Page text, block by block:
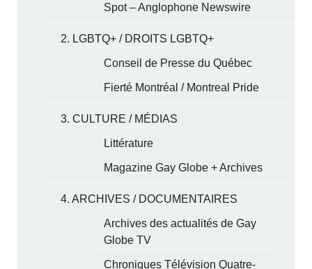
Spot – Anglophone Newswire
2. LGBTQ+ / DROITS LGBTQ+
Conseil de Presse du Québec
Fierté Montréal / Montreal Pride
3. CULTURE / MÉDIAS
Littérature
Magazine Gay Globe + Archives
4. ARCHIVES / DOCUMENTAIRES
Archives des actualités de Gay
Globe TV
Chroniques Télévision Quatre-